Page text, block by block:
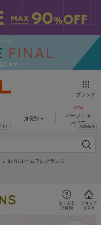
ブランド
身長別
パーソナル
カラー
お香/ルームフレグランス